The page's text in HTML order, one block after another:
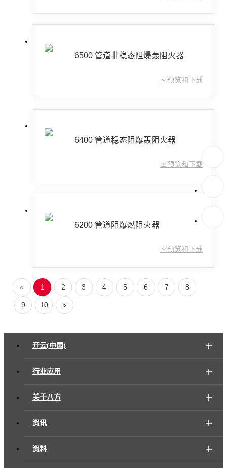
6500 管道非稳态阻爆轰阻火器
预览和下载
6400 管道稳态阻爆轰阻火器
预览和下载
6200 管道阻爆燃阻火器
预览和下载
« 1 2 3 4 5 6 7 8
9 10 »
开云(中国)
行业应用
关于八方
资讯
资料